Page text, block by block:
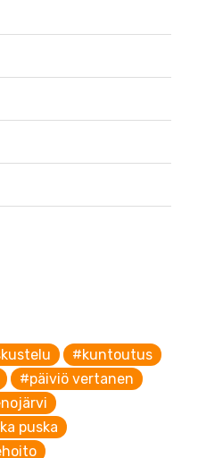
#kuntoutus
#päiviö vertanen
puska